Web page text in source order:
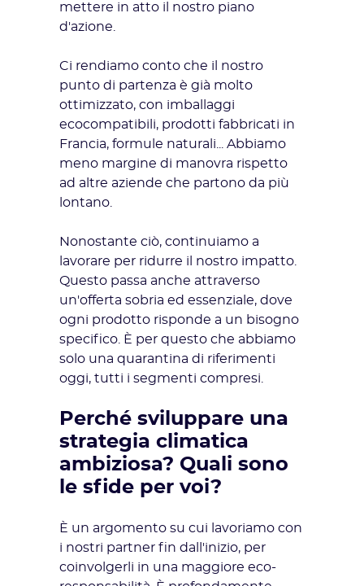
mettere in atto il nostro piano
d'azione.
Ci rendiamo conto che il nostro
punto di partenza è già molto
ottimizzato, con imballaggi
ecocompatibili, prodotti fabbricati in
Francia, formule naturali... Abbiamo
meno margine di manovra rispetto
ad altre aziende che partono da più
lontano.
Nonostante ciò, continuiamo a
lavorare per ridurre il nostro impatto.
Questo passa anche attraverso
un'offerta sobria ed essenziale, dove
ogni prodotto risponde a un bisogno
specifico. È per questo che abbiamo
solo una quarantina di riferimenti
oggi, tutti i segmenti compresi.
Perché sviluppare una
strategia climatica
ambiziosa? Quali sono
le sfide per voi?
È un argomento su cui lavoriamo con
i nostri partner fin dall'inizio, per
coinvolgerli in una maggiore eco-